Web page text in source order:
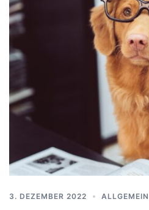
3. DEZEMBER 2022 ALLGEMEIN